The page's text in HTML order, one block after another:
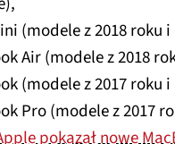
(modele z 2018 roku i
Air (modele z 2018
(modele z 2017 roku i
Pro (modele z 2017
pokazał nowe